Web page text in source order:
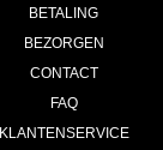
BETALING
BEZORGEN
CONTACT
FAQ
KLANTENSERVICE